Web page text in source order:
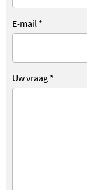
E-mail *
Uw vraag *